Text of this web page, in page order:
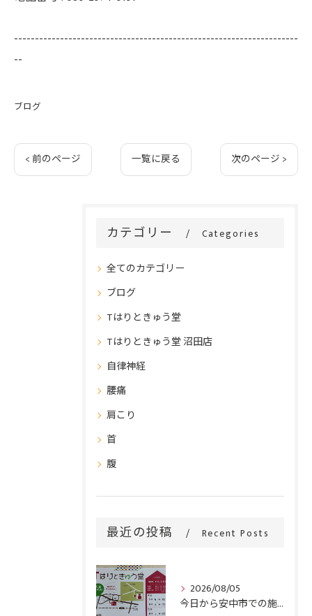
--------------------------------------------------------------------
--
ブログ
< 前のページ 一覧に戻る 次のページ >
カテゴリー Categories
全てのカテゴリー
ブログ
Tはりときゅう堂
Tはりときゅう堂 沼田店
自律神経
腰痛
肩こり
首
腹
最近の投稿 Recent Posts
2026/08/05
今日から安中市での施術がスタートです！